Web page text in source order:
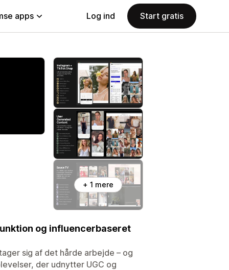
apps Log ind Start gratis
+ 1 mere
og influencerbaseret
sig af det hårde arbejde – og
der udnytter UGC og